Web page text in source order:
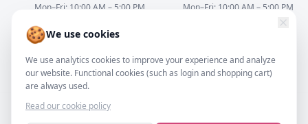
🍪We use cookies
We use analytics cookies to improve your experience and analyze
our website. Functional cookies (such as login and shopping cart)
are always used.
Read our cookie policy
Mon–Fri: 10:00 AM – 5:00 PM
Mon–Fri: 10:00 AM – 5:00 PM
0517-700521
info@resofa.nl